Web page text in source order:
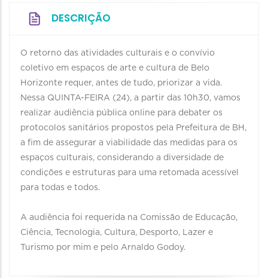
DESCRIÇÃO
O retorno das atividades culturais e o convívio
coletivo em espaços de arte e cultura de Belo
Horizonte requer, antes de tudo, priorizar a vida.
Nessa QUINTA-FEIRA (24), a partir das 10h30, vamos
realizar audiência pública online para debater os
protocolos sanitários propostos pela Prefeitura de BH,
a fim de assegurar a viabilidade das medidas para os
espaços culturais, considerando a diversidade de
condições e estruturas para uma retomada acessível
para todas e todos.
A audiência foi requerida na Comissão de Educação,
Ciência, Tecnologia, Cultura, Desporto, Lazer e
Turismo por mim e pelo Arnaldo Godoy.